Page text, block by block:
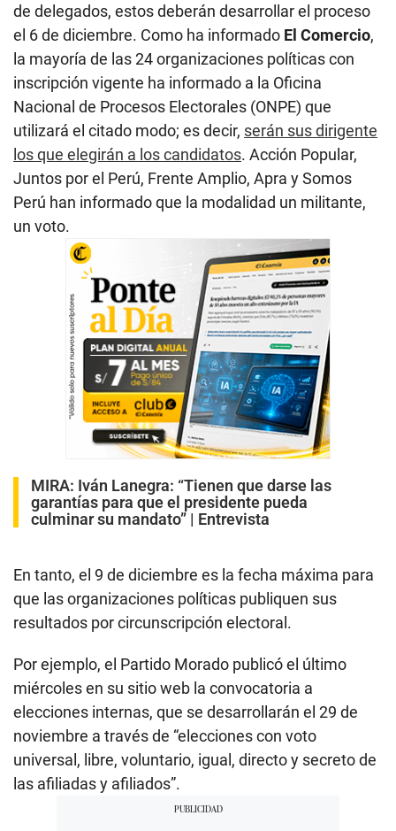
de delegados, estos deberán desarrollar el proceso
el 6 de diciembre. Como ha informado El Comercio,
la mayoría de las 24 organizaciones políticas con
inscripción vigente ha informado a la Oficina
Nacional de Procesos Electorales (ONPE) que
utilizará el citado modo; es decir, serán sus dirigente
los que elegirán a los candidatos. Acción Popular,
Juntos por el Perú, Frente Amplio, Apra y Somos
Perú han informado que la modalidad un militante,
un voto.
MIRA: Iván Lanegra: “Tienen que darse las
garantías para que el presidente pueda
culminar su mandato” | Entrevista
En tanto, el 9 de diciembre es la fecha máxima para
que las organizaciones políticas publiquen sus
resultados por circunscripción electoral.
Por ejemplo, el Partido Morado publicó el último
miércoles en su sitio web la convocatoria a
elecciones internas, que se desarrollarán el 29 de
noviembre a través de “elecciones con voto
universal, libre, voluntario, igual, directo y secreto de
las afiliadas y afiliados”.